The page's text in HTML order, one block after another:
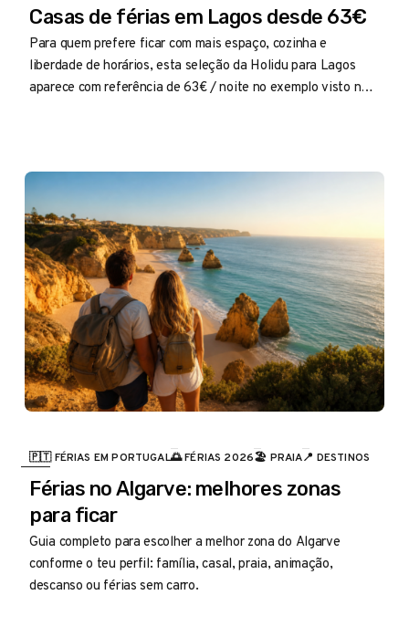
Casas de férias em Lagos desde 63€
Para quem prefere ficar com mais espaço, cozinha e
liberdade de horários, esta seleção da Holidu para Lagos
aparece com referência de 63€ / noite no exemplo visto no
CATEGORIA
🇵🇹 FÉRIAS EM PORTUGAL🌅 FÉRIAS 2026🏖️ PRAIA📍 DESTINOS
Férias no Algarve: melhores zonas
para ficar
Guia completo para escolher a melhor zona do Algarve
conforme o teu perfil: família, casal, praia, animação,
descanso ou férias sem carro.